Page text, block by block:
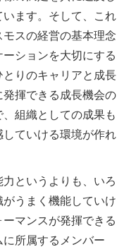
ます。そして、これ
スの経営の基本理念
ションを大切にする
りのキャリアと成長
揮できる成長機会の
組織としての成果も
していける環境が作れ
というよりも、いろ
うまく機能していけ
マンスが発揮できる
所属するメンバー